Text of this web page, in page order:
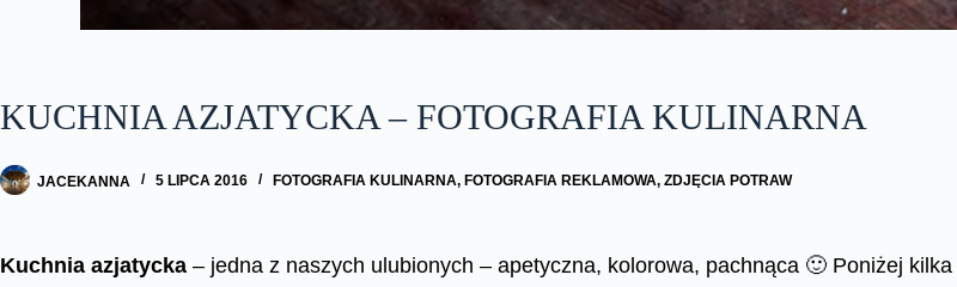
KUCHNIA AZJATYCKA – FOTOGRAFIA KULINARNA
JACEKANNA 5 LIPCA 2016 FOTOGRAFIA KULINARNA, FOTOGRAFIA REKLAMOWA, ZDJĘCIA POTRAW
Kuchnia azjatycka – jedna z naszych ulubionych – apetyczna, kolorowa, pachnąca 🙂 Poniżej kilka